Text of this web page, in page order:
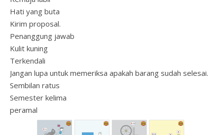
Hati yang buta
Kirim proposal.
Penanggung jawab
Kulit kuning
Terkendali
Jangan lupa untuk memeriksa apakah barang sudah selesai.
Sembilan ratus
Semester kelima
peramal